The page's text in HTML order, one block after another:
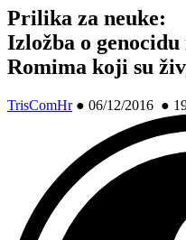
Prilika za neuke:
Izložba o
Romima koji su
TrisComHr● 06/12/2016 ●